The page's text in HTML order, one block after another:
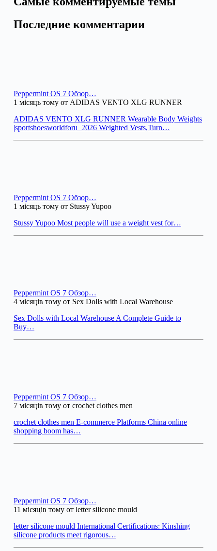
Последние комментарии
Peppermint OS 7 Обзор…
1 місяць тому от ADIDAS VENTO XLG RUNNER
ADIDAS VENTO XLG RUNNER Wearable Body Weights
|sportshoesworldforu_2026 Weighted Vests,Turn…
Peppermint OS 7 Обзор…
1 місяць тому от Stussy Yupoo
Stussy Yupoo Most people will use a weight vest for…
Peppermint OS 7 Обзор…
4 місяців тому от Sex Dolls with Local Warehouse
Sex Dolls with Local Warehouse A Complete Guide to
Buy…
Peppermint OS 7 Обзор…
7 місяців тому от crochet clothes men
crochet clothes men E-commerce Platforms China online
shopping boom has…
Peppermint OS 7 Обзор…
11 місяців тому от letter silicone mould
letter silicone mould International Certifications: Kinshing
silicone products meet rigorous…